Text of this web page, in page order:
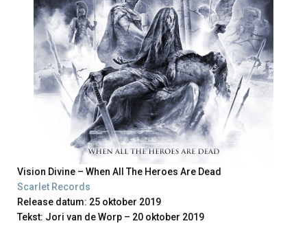
Vision Divine – When All The Heroes Are Dead
Scarlet Records
Release datum: 25 oktober 2019
Tekst: Jori van de Worp – 20 oktober 2019